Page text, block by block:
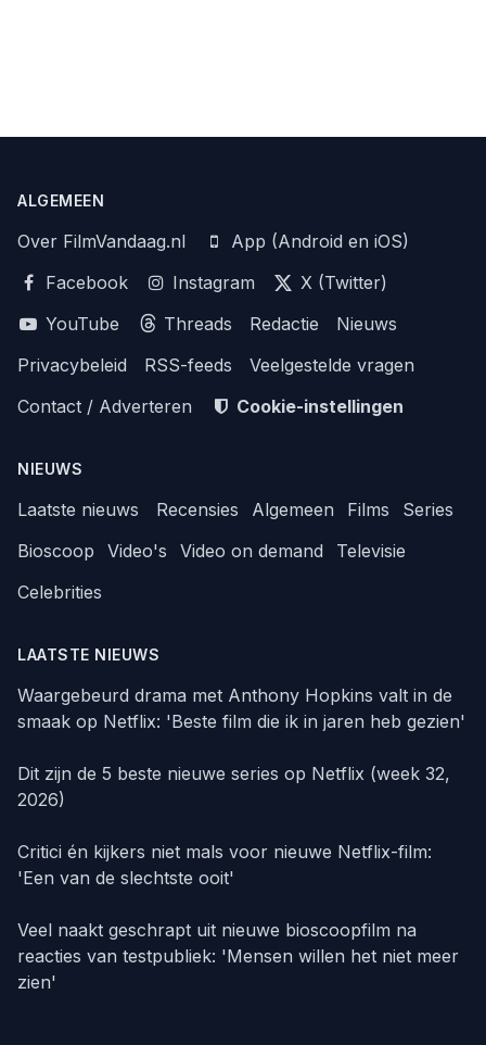
ALGEMEEN
Over FilmVandaag.nl
App (Android en iOS)
Facebook
Instagram
X (Twitter)
YouTube
Threads Redactie
Nieuws
Privacybeleid
RSS-feeds
Veelgestelde vragen
Contact / Adverteren
Cookie-instellingen
NIEUWS
Laatste nieuws Recensies Algemeen Films
Series
Bioscoop
Video's Video on demand
Televisie
Celebrities
LAATSTE NIEUWS
Waargebeurd drama met Anthony Hopkins valt in de
smaak op Netflix: 'Beste film die ik in jaren heb gezien'
Dit zijn de 5 beste nieuwe series op Netflix (week 32,
2026)
Critici én kijkers niet mals voor nieuwe Netflix-film:
'Een van de slechtste ooit'
Veel naakt geschrapt uit nieuwe bioscoopfilm na
reacties van testpubliek: 'Mensen willen het niet meer
zien'